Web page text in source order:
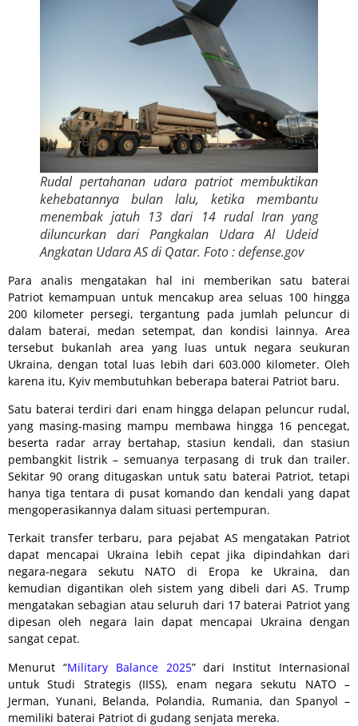
Rudal pertahanan udara patriot membuktikan
kehebatannya bulan lalu, ketika membantu
menembak jatuh 13 dari 14 rudal Iran yang
diluncurkan dari Pangkalan Udara Al Udeid
Angkatan Udara AS di Qatar. Foto : defense.gov
Para analis mengatakan hal ini memberikan satu baterai
Patriot kemampuan untuk mencakup area seluas 100 hingga
200 kilometer persegi, tergantung pada jumlah peluncur di
dalam baterai, medan setempat, dan kondisi lainnya. Area
tersebut bukanlah area yang luas untuk negara seukuran
Ukraina, dengan total luas lebih dari 603.000 kilometer. Oleh
karena itu, Kyiv membutuhkan beberapa baterai Patriot baru.
Satu baterai terdiri dari enam hingga delapan peluncur rudal,
yang masing-masing mampu membawa hingga 16 pencegat,
beserta radar array bertahap, stasiun kendali, dan stasiun
pembangkit listrik – semuanya terpasang di truk dan trailer.
Sekitar 90 orang ditugaskan untuk satu baterai Patriot, tetapi
hanya tiga tentara di pusat komando dan kendali yang dapat
mengoperasikannya dalam situasi pertempuran.
Terkait transfer terbaru, para pejabat AS mengatakan Patriot
dapat mencapai Ukraina lebih cepat jika dipindahkan dari
negara-negara sekutu NATO di Eropa ke Ukraina, dan
kemudian digantikan oleh sistem yang dibeli dari AS. Trump
mengatakan sebagian atau seluruh dari 17 baterai Patriot yang
dipesan oleh negara lain dapat mencapai Ukraina dengan
sangat cepat.
Menurut “Military Balance 2025” dari Institut Internasional
untuk Studi Strategis (IISS), enam negara sekutu NATO –
Jerman, Yunani, Belanda, Polandia, Rumania, dan Spanyol –
memiliki baterai Patriot di gudang senjata mereka.